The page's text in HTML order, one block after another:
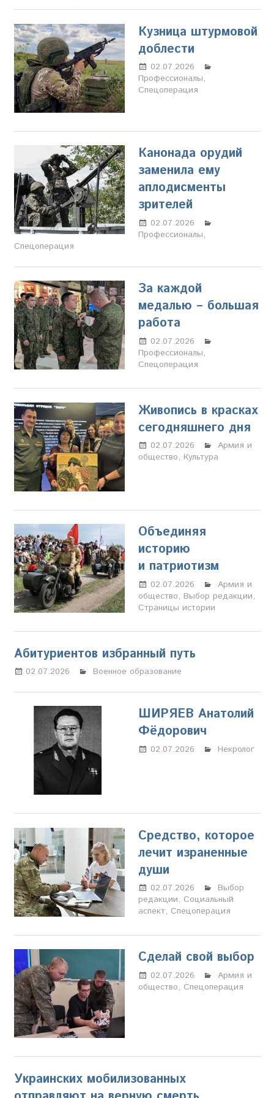
Кузница штурмовой
доблести
02.07.2026
Щербакова
Профессионалы,
Спецоперация
Канонада орудий
заменила ему
аплодисменты
зрителей
02.07.2026
Щербакова
Профессионалы,
Спецоперация
За каждой
медалью – большая
работа
02.07.2026
Щербакова
Профессионалы,
Спецоперация
Живопись в красках
сегодняшнего дня
02.07.2026
Марина
Щербакова
Армия и
общество, Культура
Объединяя
историю
и патриотизм
02.07.2026
Марина
Щербакова
Армия и
общество, Выбор редакции,
Страницы истории
Абитуриентов избранный путь
02.07.2026 Марина Щербакова
Военное образование
ШИРЯЕВ Анатолий
Фёдорович
02.07.2026
Марина
Некролог
Средство, которое
лечит израненные
души
02.07.2026
Марина
Щербакова
Выбор
редакции, Социальный
аспект, Спецоперация
Сделай свой выбор
02.07.2026
Марина
Щербакова
Армия и
общество, Спецоперация
Украинских мобилизованных